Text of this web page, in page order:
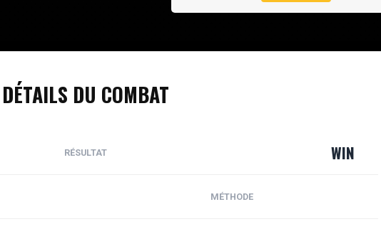
DÉTAILS DU COMBAT
RÉSULTAT
WIN
MÉTHODE